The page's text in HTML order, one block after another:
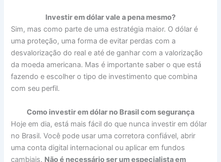
Investir em dólar vale a pena mesmo?
Sim, mas como parte de uma estratégia maior. O dólar é
uma proteção, uma forma de evitar perdas com a
desvalorização do real e até de ganhar com a valorização
da moeda americana. Mas é importante saber o que está
fazendo e escolher o tipo de investimento que combina
com seu perfil.
Como investir em dólar no Brasil com segurança
Hoje em dia, está mais fácil do que nunca investir em dólar
no Brasil. Você pode usar uma corretora confiável, abrir
uma conta digital internacional ou aplicar em fundos
cambiais. Não é necessário ser um especialista em